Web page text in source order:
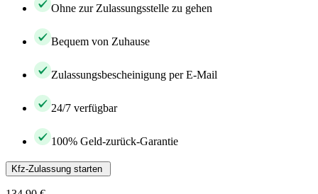
Ohne zur Zulassungsstelle zu gehen
Bequem von Zuhause
Zulassungsbescheinigung per E-Mail
24/7 verfügbar
100% Geld-zurück-Garantie
Kfz-Zulassung starten